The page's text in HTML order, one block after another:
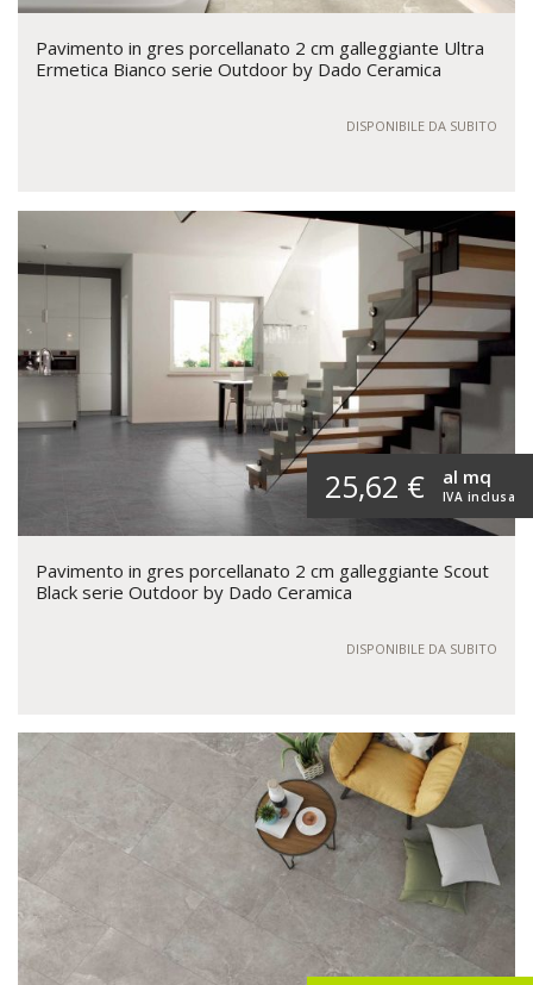
Pavimento in gres porcellanato 2 cm galleggiante Ultra
Ermetica Bianco serie Outdoor by Dado Ceramica
DISPONIBILE DA SUBITO
25,62 € IVA inclusa
al mq
Pavimento in gres porcellanato 2 cm galleggiante Scout
Black serie Outdoor by Dado Ceramica
DISPONIBILE DA SUBITO